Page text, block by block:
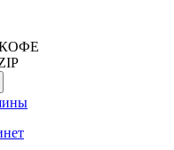
КОФЕ